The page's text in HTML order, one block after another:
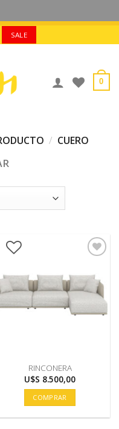
SALE
0
/ CUERO
RINCONERA
U$S 8.500,00
COMPRAR